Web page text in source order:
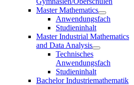
Master Mathematics
Anwendungsfach
Studieninhalt
Master Industrial Mathematics
and Data Analysis
Technisches
Anwendungsfach
Studieninhalt
Bachelor Industriemathematik